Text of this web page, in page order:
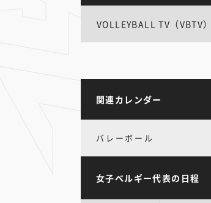
VOLLEYBALL TV（VBTV）
関連カレンダー
バレーボール
女子ベルギー代表の日程